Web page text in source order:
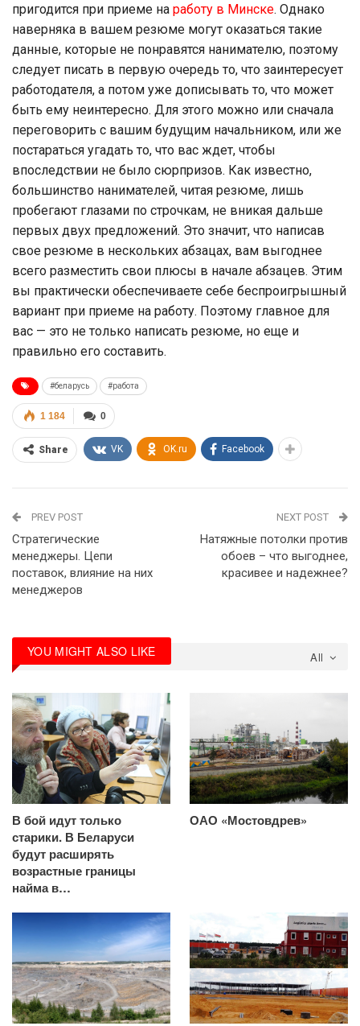
пригодится при приеме на работу в Минске. Однако
наверняка в вашем резюме могут оказаться такие
данные, которые не понравятся нанимателю, поэтому
следует писать в первую очередь то, что заинтересует
работодателя, а потом уже дописывать то, что может
быть ему неинтересно. Для этого можно или сначала
переговорить с вашим будущим начальником, или же
постараться угадать то, что вас ждет, чтобы
впоследствии не было сюрпризов. Как известно,
большинство нанимателей, читая резюме, лишь
пробегают глазами по строчкам, не вникая дальше
первых двух предложений. Это значит, что написав
свое резюме в нескольких абзацах, вам выгоднее
всего разместить свои плюсы в начале абзацев. Этим
вы практически обеспечиваете себе беспроигрышный
вариант при приеме на работу. Поэтому главное для
вас — это не только написать резюме, но еще и
правильно его составить.
#беларусь #работа
0
1 184
Share VK OK.ru Facebook
PREV POST
Стратегические
менеджеры. Цепи
поставок, влияние на них
менеджеров
NEXT POST
Натяжные потолки против
обоев – что выгоднее,
красивее и надежнее?
All
YOU MIGHT ALSO LIKE
В бой идут только
старики. В Беларуси
будут расширять
возрастные границы
найма в…
ОАО «Мостовдрев»